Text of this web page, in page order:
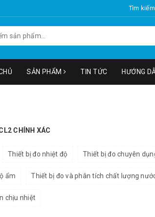
Tìm kiếm
SẢN PHẨM TIN TỨC HƯỚNG
CHÍNH XÁC
Thiết bị đo nhiệt độ Thiết bị đo chuyên
ẩm Thiết bị đo và phân tích chất lượng
chịu nhiệt